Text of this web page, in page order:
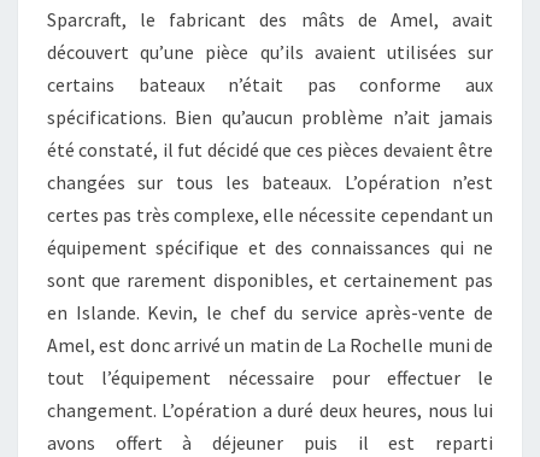
Sparcraft, le fabricant des mâts de Amel, avait
découvert qu’une pièce qu’ils avaient utilisées sur
certains bateaux n’était pas conforme aux
spécifications. Bien qu’aucun problème n’ait jamais
été constaté, il fut décidé que ces pièces devaient être
changées sur tous les bateaux. L’opération n’est
certes pas très complexe, elle nécessite cependant un
équipement spécifique et des connaissances qui ne
sont que rarement disponibles, et certainement pas
en Islande. Kevin, le chef du service après-vente de
Amel, est donc arrivé un matin de La Rochelle muni de
tout l’équipement nécessaire pour effectuer le
changement. L’opération a duré deux heures, nous lui
avons offert à déjeuner puis il est reparti